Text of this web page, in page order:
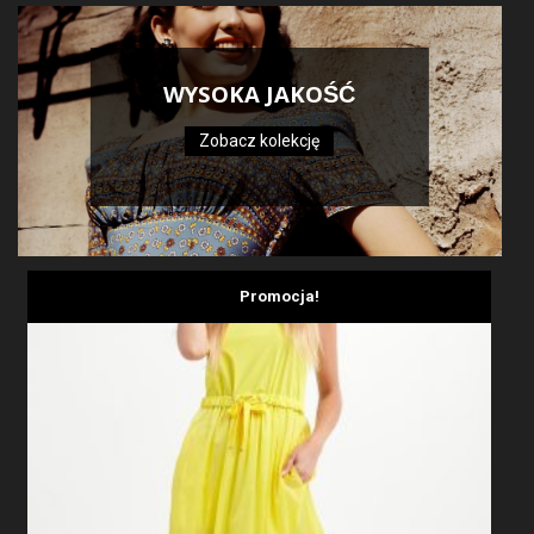
WYSOKA JAKOŚĆ
Zobacz kolekcję
Promocja!